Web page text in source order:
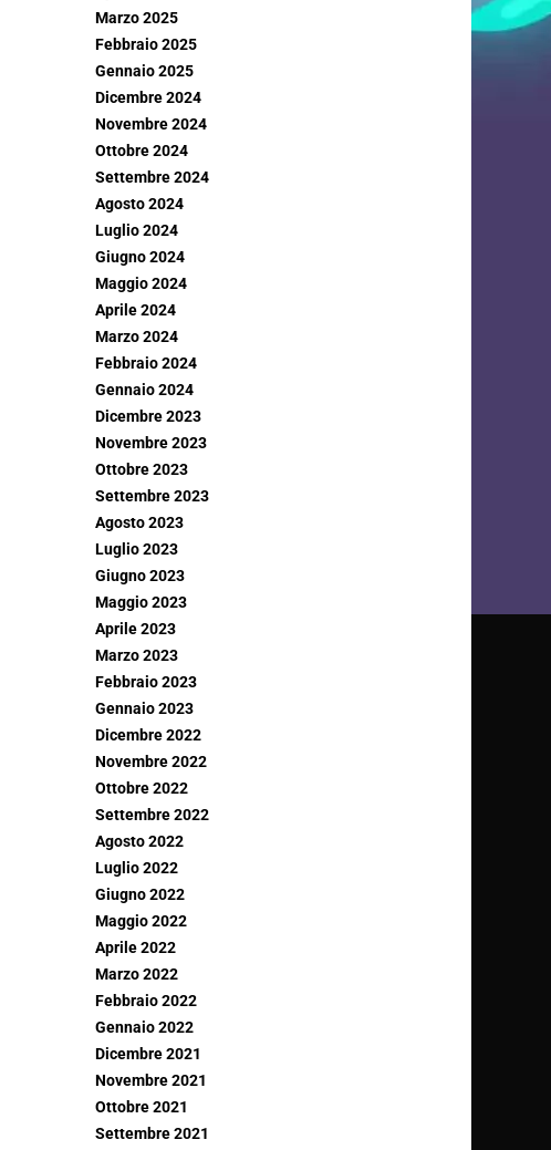
Marzo 2025
Febbraio 2025
Gennaio 2025
Dicembre 2024
Novembre 2024
Ottobre 2024
Settembre 2024
Agosto 2024
Luglio 2024
Giugno 2024
Maggio 2024
Aprile 2024
Marzo 2024
Febbraio 2024
Gennaio 2024
Dicembre 2023
Novembre 2023
Ottobre 2023
Settembre 2023
Agosto 2023
Luglio 2023
Giugno 2023
Maggio 2023
Aprile 2023
Marzo 2023
Febbraio 2023
Gennaio 2023
Dicembre 2022
Novembre 2022
Ottobre 2022
Settembre 2022
Agosto 2022
Luglio 2022
Giugno 2022
Maggio 2022
Aprile 2022
Marzo 2022
Febbraio 2022
Gennaio 2022
Dicembre 2021
Novembre 2021
Ottobre 2021
Settembre 2021